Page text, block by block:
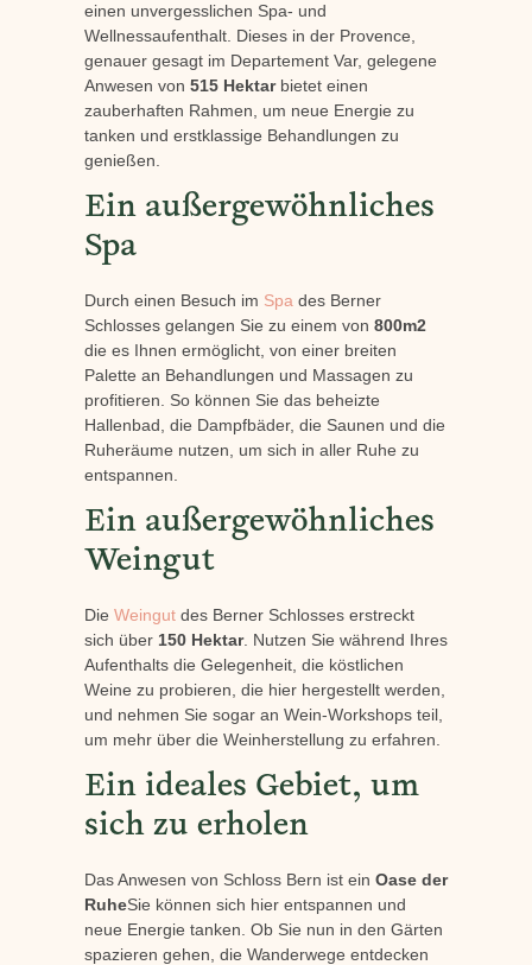
einen unvergesslichen Spa- und
Wellnessaufenthalt. Dieses in der Provence,
genauer gesagt im Departement Var, gelegene
Anwesen von 515 Hektarbietet einen
zauberhaften Rahmen, um neue Energie zu
tanken und erstklassige Behandlungen zu
genießen.
Ein außergewöhnliches
Spa
Durch einen Besuch im Spa des Berner
Schlosses gelangen Sie zu einem von 800m2
die es Ihnen ermöglicht, von einer breiten
Palette an Behandlungen und Massagen zu
profitieren. So können Sie das beheizte
Hallenbad, die Dampfbäder, die Saunen und die
Ruheräume nutzen, um sich in aller Ruhe zu
entspannen.
Ein außergewöhnliches
Weingut
Die Weingutdes Berner Schlosses erstreckt
sich über 150 Hektar. Nutzen Sie während Ihres
Aufenthalts die Gelegenheit, die köstlichen
Weine zu probieren, die hier hergestellt werden,
und nehmen Sie sogar an Wein-Workshops teil,
um mehr über die Weinherstellung zu erfahren.
Ein ideales Gebiet, um
sich zu erholen
Das Anwesen von Schloss Bern ist ein Oase der
RuheSie können sich hier entspannen und
neue Energie tanken. Ob Sie nun in den Gärten
spazieren gehen, die Wanderwege entdecken